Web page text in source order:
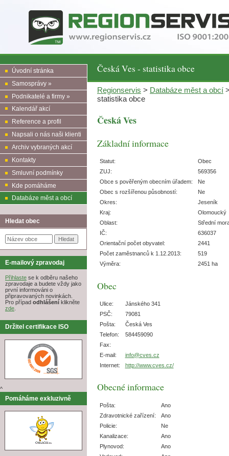
Česká Ves - statistika obce
Úvodní stránka
Samosprávy »
Podnikatelé a firmy »
Kalendář akcí
Reference a profil
Napsali o nás naši klienti
Archiv vybraných akcí
Kontakty
Smluvní podmínky
Kde pomáháme
Databáze měst a obcí
Hledat obec
E-mailový zpravodaj
Přihlaste se k odběru našeho
zpravodaje a budete vždy jako
první informováni o
připravovaných novinkách.
Pro případ odhlášení klikněte
zde.
Držitel certifikace ISO
^
Pomáháme exkluzivně
Regionservis > Databáze měst a obcí
statistika obce
Česká Ves
Základní informace
Statut:
Obec
ZUJ:
569356
Obce s pověřeným obecním úřadem:
Ne
Obec s rozšířenou působností:
Ne
Okres:
Jeseník
Kraj:
Olomoucký
Oblast:
Střední
IČ:
636037
Orientační počet obyvatel:
2441
Počet zaměstnanců k 1.12.2013:
519
Výměra:
2451 ha
Obec
Ulice:
Jánského 341
PSČ:
79081
Pošta:
Česká Ves
Telefon:
584459090
Fax:
E-mail:
info@cves.cz
Internet:
http://www.cves.cz/
Obecné informace
Pošta:
Ano
Zdravotnické zařízení:
Ano
Policie:
Ne
Kanalizace:
Ano
Plynovod:
Ano